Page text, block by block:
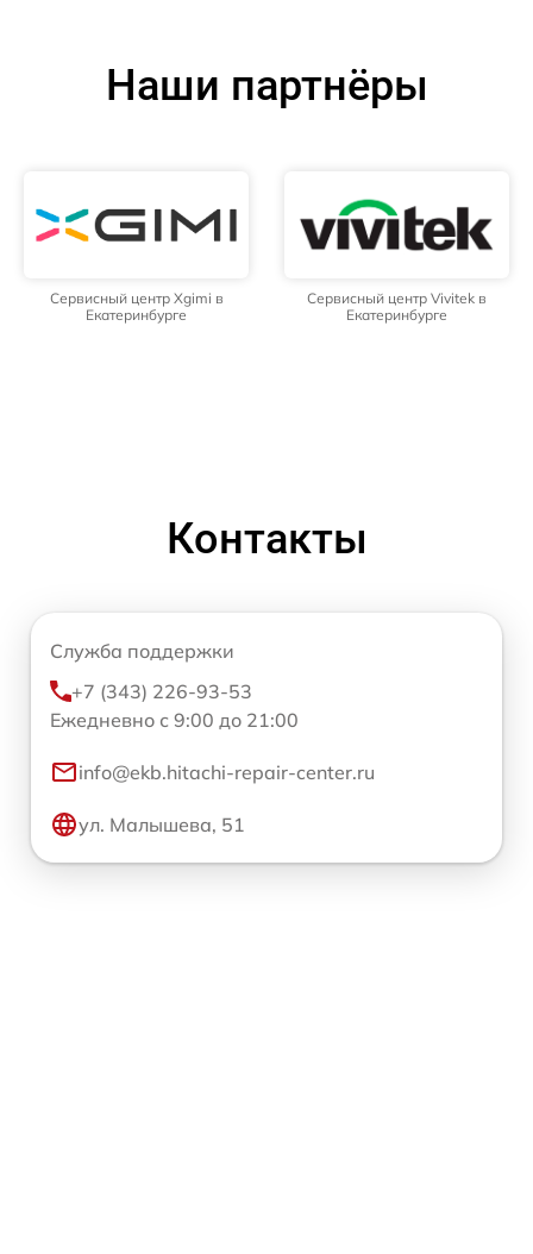
Наши партнёры
Сервисный центр Xgimi в
Екатеринбурге
Сервисный центр Vivitek в
Екатеринбурге
Контакты
Служба поддержки
+7 (343) 226-93-53
Ежедневно с 9:00 до 21:00
info@ekb.hitachi-repair-center.ru
ул. Малышева, 51